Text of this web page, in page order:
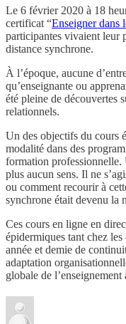
Le 6 février 2020 à 18
certificat “Enseigner dans
participantes vivaient leur
distance synchrone.
À l’époque, aucune
qu’enseignante ou
été pleine de découvertes
relationnels.
Un des objectifs du cours
modalité dans des
formation professionnelle.
plus aucun sens. Il ne
ou comment recourir à
synchrone était devenu la
Ces cours en ligne en
épidermiques tant chez les
année et demie de
adaptation
globale de l’enseignement